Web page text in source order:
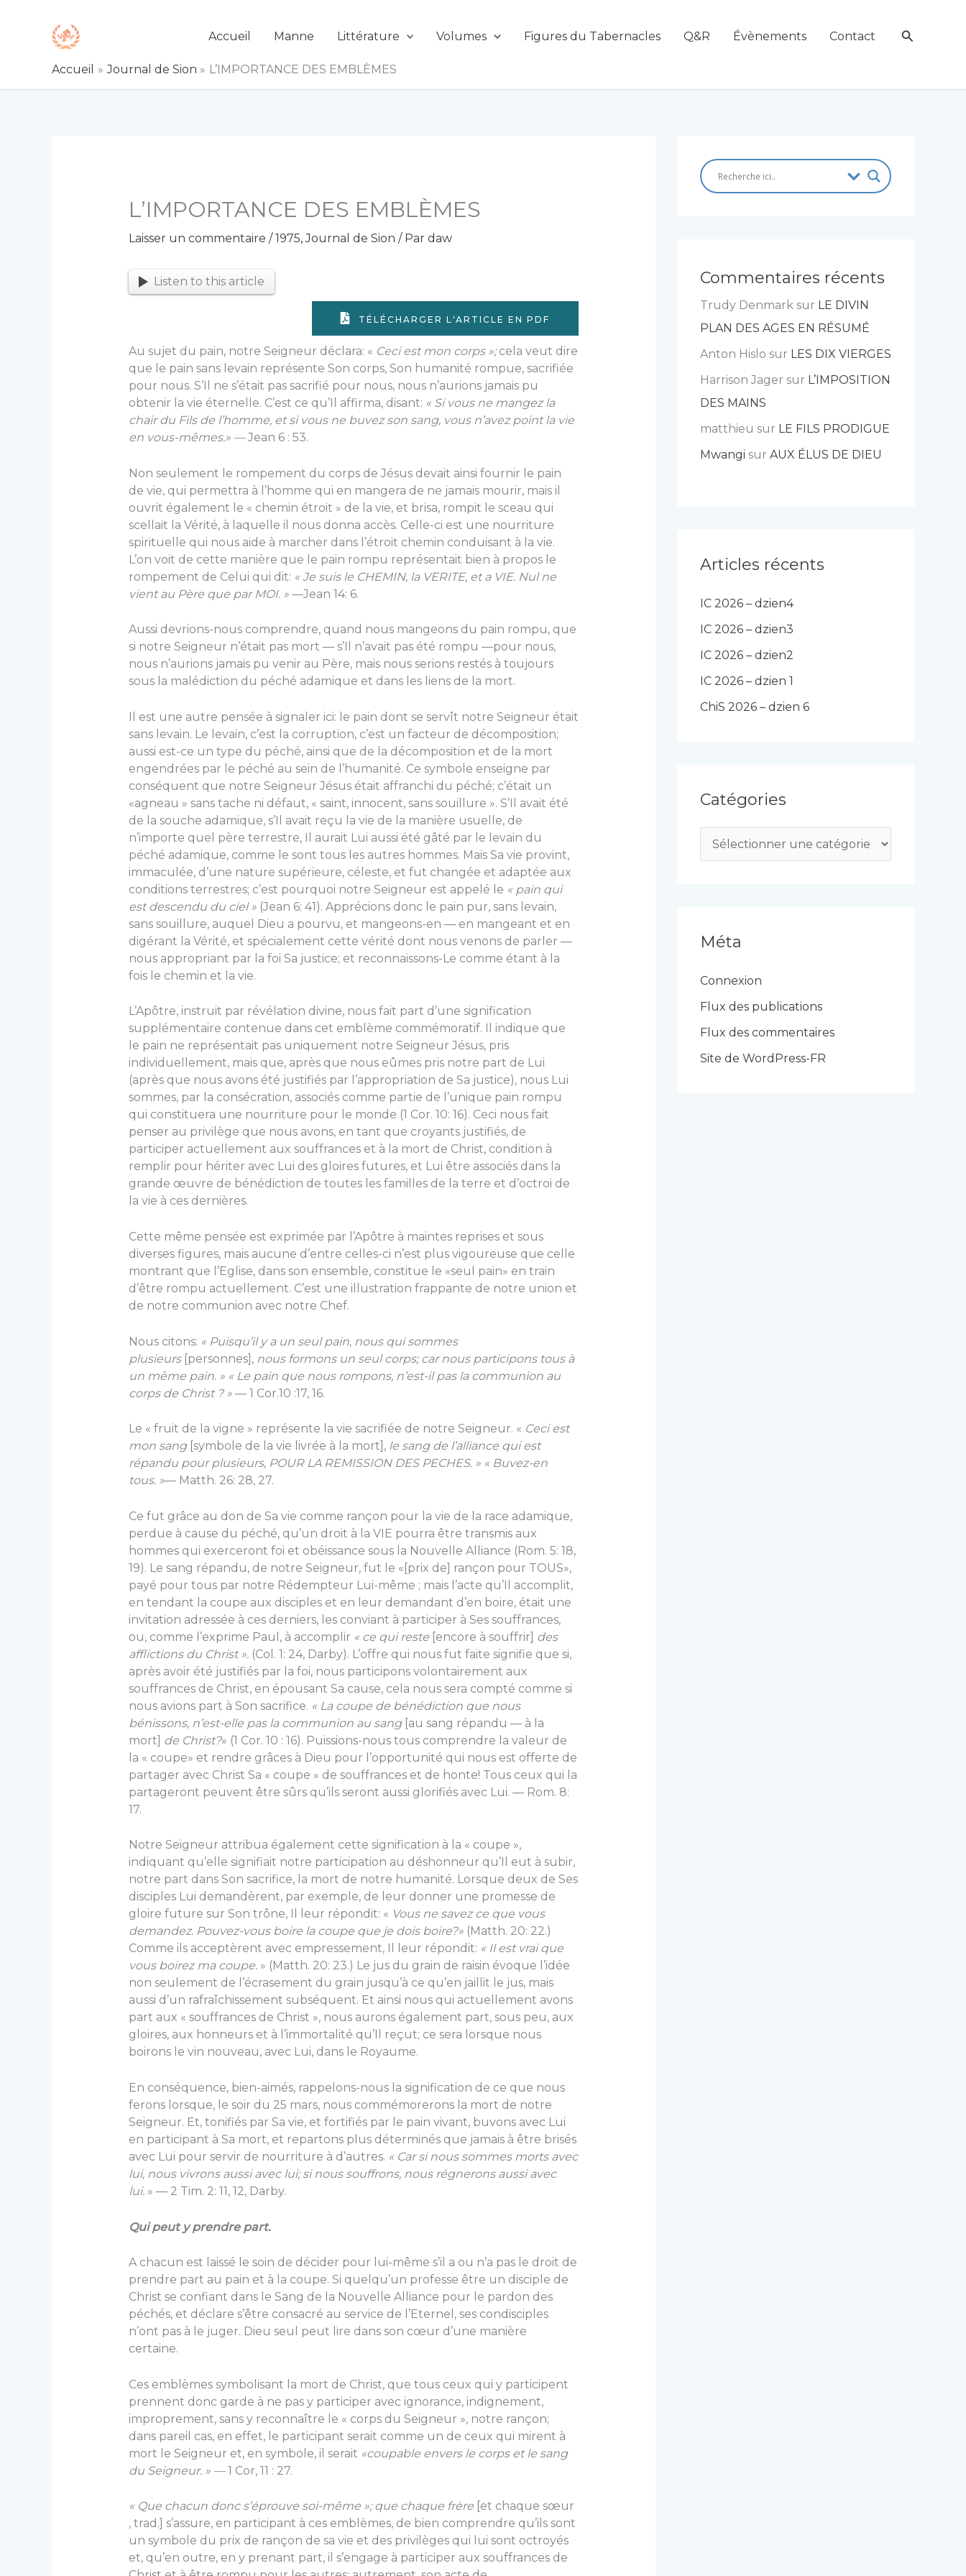
Accueil Manne Littérature Volumes Figures du Tabernacles Q&R Évènements Contact
Accueil Journal de Sion L’IMPORTANCE DES EMBLÈMES
L’IMPORTANCE DES EMBLÈMES
Laisser un commentaire / 1975,Journal de Sion / Par daw
Listen to this article
TÉLÉCHARGER L'ARTICLE EN PDF
Au sujet du pain, notre Seigneur déclara: « Ceci est mon corps »;cela veut dire
que le pain sans levain représente Son corps, Son humanité rompue, sacrifiée
pour nous. S’Il ne s’était pas sacrifié pour nous, nous n’aurions jamais pu
obtenir la vie éternelle. C’est ce qu’Il affirma, disant: « Si vous ne mangez la
chair du Fils de l’homme, et si vous ne buvez son sang, vous n’avez point la vie
en vous-mêmes.» —Jean 6 : 53.
Non seulement le rompement du corps de Jésus devait ainsi fournir le pain
de vie, qui permettra à l’homme qui en mangera de ne jamais mourir, mais il
ouvrit également le « chemin étroit » de la vie, et brisa, rompit le sceau qui
scellait la Vérité, à laquelle il nous donna accès. Celle-ci est une nourriture
spirituelle qui nous aide à marcher dans l’étroit chemin conduisant à la vie.
L’on voit de cette manière que le pain rompu représentait bien à propos le
rompement de Celui qui dit: « Je suis le CHEMIN, la VERITE, et a VIE. Nul ne
vient au Père que par MOI. » —Jean 14: 6.
Aussi devrions-nous comprendre, quand nous mangeons du pain rompu, que
si notre Seigneur n’était pas mort — s’Il n’avait pas été rompu —pour nous,
nous n’aurions jamais pu venir au Père, mais nous serions restés à toujours
sous la malédiction du péché adamique et dans les liens de la mort.
Il est une autre pensée à signaler ici: le pain dont se servît notre Seigneur était
sans levain. Le levain, c’est la corruption, c’est un facteur de décomposition;
aussi est-ce un type du péché, ainsi que de la décomposition et de la mort
engendrées par le péché au sein de l’humanité. Ce symbole enseigne par
conséquent que notre Seigneur Jésus était affranchi du péché; c’était un
«agneau » sans tache ni défaut, « saint, innocent, sans souillure ». S’Il avait été
de la souche adamique, s’Il avait reçu la vie de la manière usuelle, de
n’importe quel père terrestre, Il aurait Lui aussi été gâté par le levain du
péché adamique, comme le sont tous les autres hommes. Mais Sa vie provint,
immaculée, d’une nature supérieure, céleste, et fut changée et adaptée aux
conditions terrestres; c’est pourquoi notre Seigneur est appelé le « pain qui
est descendu du ciel » (Jean 6: 41). Apprécions donc le pain pur, sans levain,
sans souillure, auquel Dieu a pourvu, et mangeons-en — en mangeant et en
digérant la Vérité, et spécialement cette vérité dont nous venons de parler —
nous appropriant par la foi Sa justice; et reconnaissons-Le comme étant à la
fois le chemin et la vie.
L’Apôtre, instruit par révélation divine, nous fait part d’une signification
supplémentaire contenue dans cet emblème commémoratif. Il indique que
le pain ne représentait pas uniquement notre Seigneur Jésus, pris
individuellement, mais que, après que nous eûmes pris notre part de Lui
(après que nous avons été justifiés par l’appropriation de Sa justice), nous Lui
sommes, par la consécration, associés comme partie de l’unique pain rompu
qui constituera une nourriture pour le monde (1 Cor. 10: 16). Ceci nous fait
penser au privilège que nous avons, en tant que croyants justifiés, de
participer actuellement aux souffrances et à la mort de Christ, condition à
remplir pour hériter avec Lui des gloires futures, et Lui être associés dans la
grande œuvre de bénédiction de toutes les familles de la terre et d’octroi de
la vie à ces dernières.
Cette même pensée est exprimée par l’Apôtre à maintes reprises et sous
diverses figures, mais aucune d’entre celles-ci n’est plus vigoureuse que celle
montrant que l’Eglise, dans son ensemble, constitue le «seul pain» en train
d’être rompu actuellement. C’est une illustration frappante de notre union et
de notre communion avec notre Chef.
Nous citons: « Puisqu’il y a un seul pain, nous qui sommes
plusieurs [personnes], nous formons un seul corps; car nous participons tous à
un même pain. » « Le pain que nous rompons, n’est-il pas la communion au
corps de Christ ? »— 1 Cor.10 :17, 16.
Le « fruit de la vigne » représente la vie sacrifiée de notre Seigneur. « Ceci est
mon sang[symbole de la vie livrée à la mort], le sang de l’alliance qui est
répandu pour plusieurs, POUR LA REMISSION DES PECHES. » « Buvez-en
tous. »— Matth. 26: 28, 27.
Ce fut grâce au don de Sa vie comme rançon pour la vie de la race adamique,
perdue à cause du péché, qu’un droit à la VIE pourra être transmis aux
hommes qui exerceront foi et obéissance sous la Nouvelle Alliance (Rom. 5: 18,
19). Le sang répandu, de notre Seigneur, fut le «[prix de] rançon pour TOUS»,
payé pour tous par notre Rédempteur Lui-même ; mais l’acte qu’Il accomplit,
en tendant la coupe aux disciples et en leur demandant d’en boire, était une
invitation adressée à ces derniers, les conviant à participer à Ses souffrances,
ou, comme l’exprime Paul, à accomplir « ce qui reste[encore à souffrir] des
afflictions du Christ ».(Col. 1: 24, Darby). L’offre qui nous fut faite signifie que si,
après avoir été justifiés par la foi, nous participons volontairement aux
souffrances de Christ, en épousant Sa cause, cela nous sera compté comme si
nous avions part à Son sacrifice. « La coupe de bénédiction que nous
bénissons, n’est-elle pas la communion au sang[au sang répandu — à la
mort] de Christ?» (1 Cor. 10 : 16). Puissions-nous tous comprendre la valeur de
la « coupe» et rendre grâces à Dieu pour l’opportunité qui nous est offerte de
partager avec Christ Sa « coupe » de souffrances et de honte! Tous ceux qui la
partageront peuvent être sûrs qu’ils seront aussi glorifiés avec Lui. — Rom. 8:
17.
Notre Seigneur attribua également cette signification à la « coupe »,
indiquant qu’elle signifiait notre participation au déshonneur qu’Il eut à subir,
notre part dans Son sacrifice, la mort de notre humanité. Lorsque deux de Ses
disciples Lui demandèrent, par exemple, de leur donner une promesse de
gloire future sur Son trône, Il leur répondit: « Vous ne savez ce que vous
demandez. Pouvez-vous boire la coupe que je dois boire?» (Matth. 20: 22.)
Comme ils acceptèrent avec empressement, Il leur répondit: « Il est vrai que
vous boirez ma coupe.» (Matth. 20: 23.) Le jus du grain de raisin évoque l’idée
non seulement de l’écrasement du grain jusqu’à ce qu’en jaillit le jus, mais
aussi d’un rafraîchissement subséquent. Et ainsi nous qui actuellement avons
part aux « souffrances de Christ », nous aurons également part, sous peu, aux
gloires, aux honneurs et à l’immortalité qu’Il reçut; ce sera lorsque nous
boirons le vin nouveau, avec Lui, dans le Royaume.
En conséquence, bien-aimés, rappelons-nous la signification de ce que nous
ferons lorsque, le soir du 25 mars, nous commémorerons la mort de notre
Seigneur. Et, tonifiés par Sa vie, et fortifiés par le pain vivant, buvons avec Lui
en participant à Sa mort, et repartons plus déterminés que jamais à être brisés
avec Lui pour servir de nourriture à d’autres. « Car si nous sommes morts avec
lui, nous vivrons aussi avec lui; si nous souffrons, nous régnerons aussi avec
lui.» — 2 Tim. 2: 11, 12, Darby.
Qui peut y prendre part.
A chacun est laissé le soin de décider pour lui-même s’il a ou n’a pas le droit de
prendre part au pain et à la coupe. Si quelqu’un professe être un disciple de
Christ se confiant dans le Sang de la Nouvelle Alliance pour le pardon des
péchés, et déclare s’être consacré au service de l’Eternel, ses condisciples
n’ont pas à le juger. Dieu seul peut lire dans son cœur d’une manière
certaine.
Ces emblèmes symbolisant la mort de Christ, que tous ceux qui y participent
prennent donc garde à ne pas y participer avec ignorance, indignement,
improprement, sans y reconnaître le « corps du Seigneur », notre rançon;
dans pareil cas, en effet, le participant serait comme un de ceux qui mirent à
mort le Seigneur et, en symbole, il serait «coupable envers le corps et le sang
du Seigneur. » —1 Cor, 11 : 27.
« Que chacun donc s’éprouve soi-même »; que chaque frère[et chaque sœur
, trad.] s’assure, en participant à ces emblèmes, de bien comprendre qu’ils sont
un symbole du prix de rançon de sa vie et des privilèges qui lui sont octroyés
et, qu’en outre, en y prenant part, il s’engage à participer aux souffrances de
Commentaires récents
Trudy Denmark sur LE DIVIN
PLAN DES AGES EN RÉSUMÉ
Anton Hislo sur LES DIX VIERGES
Harrison Jager sur L’IMPOSITION
DES MAINS
matthieu sur LE FILS PRODIGUE
Mwangi sur AUX ÉLUS DE DIEU
Articles récents
IC 2026 – dzien4
IC 2026 – dzien3
IC 2026 – dzien2
IC 2026 – dzien 1
ChiS 2026 – dzien 6
Catégories
a
r
i
Méta
Connexion
Flux des publications
Flux des commentaires
Site de WordPress-FR